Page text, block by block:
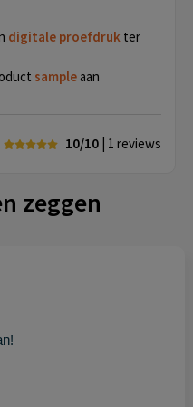
digitale proefdruk ter
sample aan
10/10 | 1 reviews
zeggen